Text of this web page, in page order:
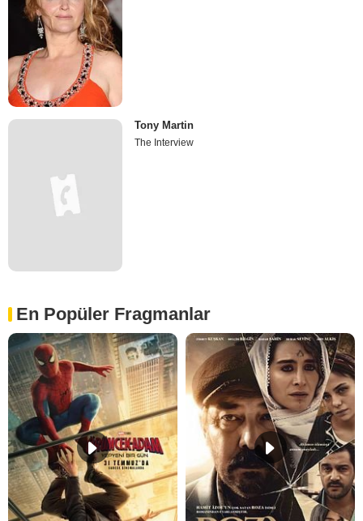
Tony Martin
The Interview
En Popüler Fragmanlar